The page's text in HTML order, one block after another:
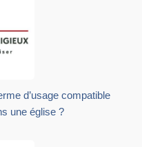
d’usage compatible
une église ?